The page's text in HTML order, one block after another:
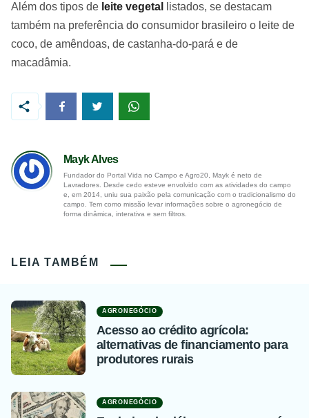
Além dos tipos de leite vegetal
listados, se destacam
também na preferência do consumidor brasileiro o leite de
coco, de amêndoas, de castanha-do-pará e de
macadâmia.
Mayk Alves
Fundador do Portal Vida no Campo e Agro20, Mayk é neto de
Lavradores. Desde cedo esteve envolvido com as atividades do campo
e, em 2014, uniu sua paixão pela comunicação com o tradicionalismo do
campo. Tem como missão levar informações sobre o agronegócio de
forma dinâmica, interativa e sem filtros.
LEIA TAMBÉM
AGRONEGÓCIO
Acesso ao crédito agrícola:
alternativas de financiamento para
produtores rurais
AGRONEGÓCIO